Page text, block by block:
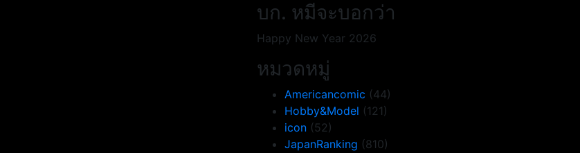
บก. หมีจะบอกว่า
Happy New Year 2026
หมวดหมู่
Americancomic (44)
Hobby&Model (121)
icon (52)
JapanRanking (810)